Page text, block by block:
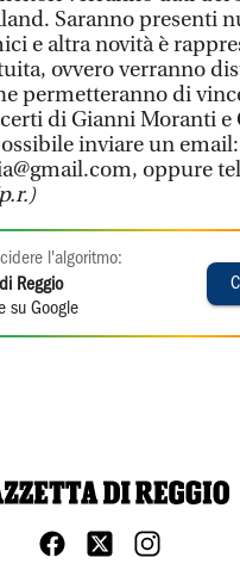
Saranno presenti
e altra novità è
ovvero verranno
permetteranno di
di Gianni Moranti e
inviare un email:
oppure
l'algoritmo:
Reggio
su Google